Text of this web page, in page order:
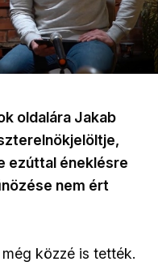
oldalára Jakab
ezúttal éneklésre
nem ért
közzé is tették.